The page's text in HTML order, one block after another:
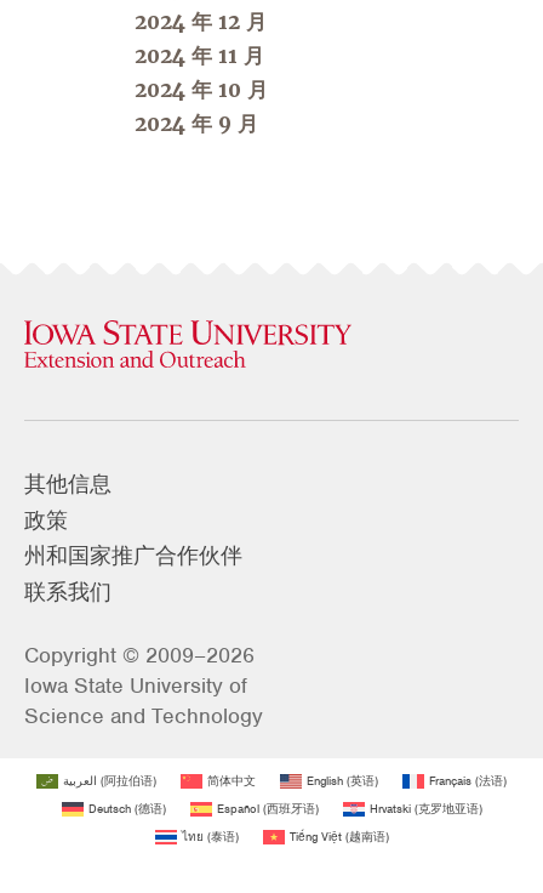
2024 年 12 月
2024 年 11 月
2024 年 10 月
2024 年 9 月
其他信息
政策
州和国家推广合作伙伴
联系我们
Copyright © 2009–2026
Iowa State University of
Science and Technology
العربية (阿拉伯语) 简体中文 English (英语) Français (法语)
Deutsch(德语) Español(西班牙语) Hrvatski(克罗地亚语)
ไทย (泰语) Tiếng Việt(越南语)